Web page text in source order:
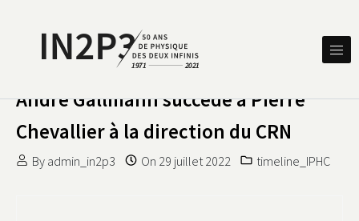
IN2P3 50 ANS DE PHYSIQUE
André Gallmann succède à Pierre
Chevallier à la direction du CRN
By admin_in2p3 On 29 juillet 2022 timeline_IPHC